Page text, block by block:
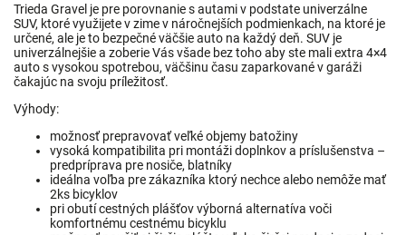
Trieda Gravel je pre porovnanie s autami v podstate univerzálne
SUV, ktoré využijete v zime v náročnejších podmienkach, na ktoré je
určené, ale je to bezpečné väčšie auto na každý deň. SUV je
univerzálnejšie a zoberie Vás všade bez toho aby ste mali extra 4×4
auto s vysokou spotrebou, väčšinu času zaparkované v garáži
čakajúc na svoju príležitosť.
Výhody:
možnosť prepravovať veľké objemy batožiny
vysoká kompatibilita pri montáži doplnkov a príslušenstva –
predpríprava pre nosiče, blatníky
ideálna voľba pre zákazníka ktorý nechce alebo nemôže mať
2ks bicyklov
pri obutí cestných plášťov výborná alternatíva voči
komfortnému cestnému bicyklu